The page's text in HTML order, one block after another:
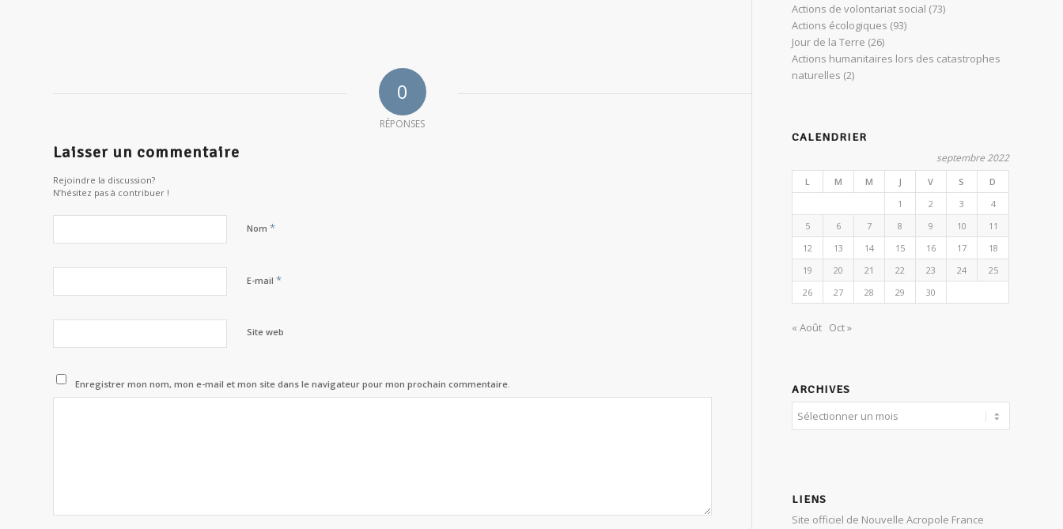
0
RÉPONSES
Laisser un commentaire
Rejoindre la discussion?
N’hésitez pas à contribuer !
Nom *
E-mail *
Site web
Enregistrer mon nom, mon e-mail et mon site dans le navigateur pour mon prochain commentaire.
Actions de volontariat social (73)
Actions écologiques (93)
Jour de la Terre (26)
Actions humanitaires lors des catastrophes
naturelles (2)
CALENDRIER
septembre 2022
L M M J V S
D
1
2 3
4
5
6 7 8 9 10
11
12
13 14 15 16 17
18
19
20 21 22 23 24
25
26
27 28 29 30
« Août Oct »
ARCHIVES
LIENS
Site officiel de Nouvelle Acropole France